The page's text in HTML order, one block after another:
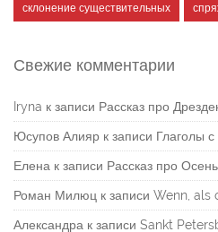
склонение существительных
Свежие комментарии
Iryna к записи Рассказ про
Юсупов Алияр к записи Глаголы
Елена к записи Рассказ про Осень
Роман Милюц к записи Wenn, als
Александра к записи Sankt